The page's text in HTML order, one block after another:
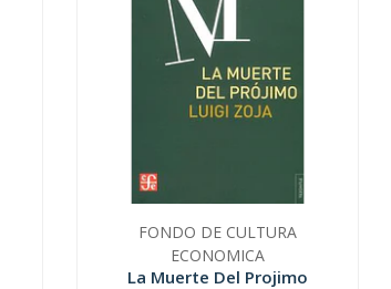
FONDO DE CULTURA
ECONOMICA
La Muerte Del Projimo